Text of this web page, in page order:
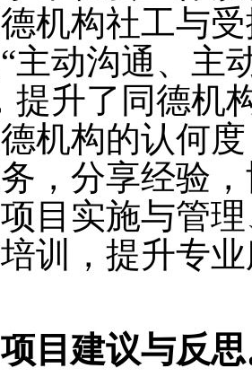
机构社工与
“主动沟通、主
提升了同德机
机构的认何度
，分享经验
目实施与管理
训，提升专
目建议与反